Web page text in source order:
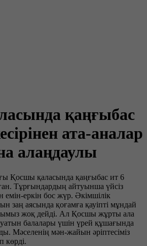
қаңғыбас
ата-аналар
алаңдаулы
Қосшы қаласында қаңғыбас ит 6
Тұрғындардың айтуынша үйсіз
емін-еркін бос жүр. Әкімшілік
заң аясында қоғамға қауіпті мұндай
жоқ дейді. Ал Қосшы жұрты ала
балалары үшін үрей құшағында
Мәселенің мән-жайын әріптесіміз
көрді.